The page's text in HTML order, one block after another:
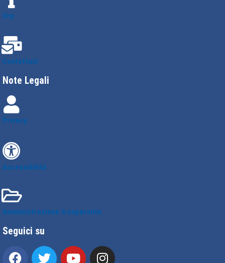
Urp
Contattaci
Note Legali
Privacy
Accessibilità
Amministrazione trasparente
Seguici su